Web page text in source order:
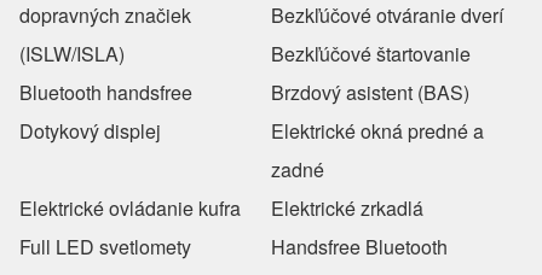
dopravných značiek
(ISLW/ISLA)
Bezkľúčové otváranie dverí
Bezkľúčové štartovanie
Bluetooth handsfree
Brzdový asistent (BAS)
Dotykový displej
Elektrické okná predné a
zadné
Elektrické ovládanie kufra
Elektrické zrkadlá
Full LED svetlomety
Handsfree Bluetooth